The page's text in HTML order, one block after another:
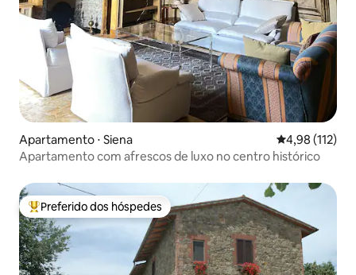
Apartamento ⋅ Siena 4,98 de uma
4,98 (112)
Apartamento com afrescos de luxo no centro histórico
Entre os melhores preferidos dos hóspedes
Preferido dos hóspedes